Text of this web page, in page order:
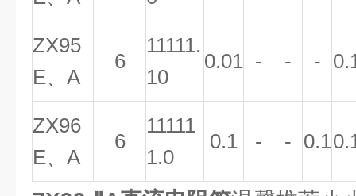
ZX95
E、 A
6
11111.
10
0.01 - - -
ZX96
E、 A
6
11111
1.0
0.1 - - 0.1